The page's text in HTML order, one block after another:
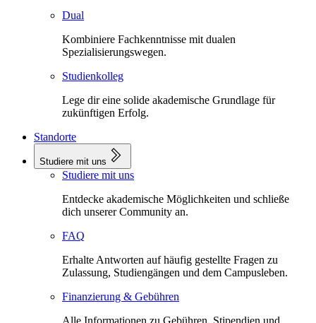
Dual
Kombiniere Fachkenntnisse mit dualen
Spezialisierungswegen.
Studienkolleg
Lege dir eine solide akademische Grundlage für
zukünftigen Erfolg.
Standorte
Studiere mit uns
Studiere mit uns
Entdecke akademische Möglichkeiten und schließe
dich unserer Community an.
FAQ
Erhalte Antworten auf häufig gestellte Fragen zu
Zulassung, Studiengängen und dem Campusleben.
Finanzierung & Gebühren
Alle Informationen zu Gebühren, Stipendien und